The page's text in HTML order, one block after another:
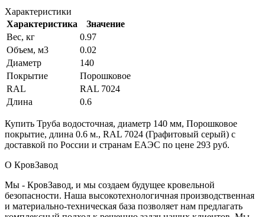
Характеристики
Характеристика
Значение
Вес, кг
0.97
Объем, м3
0.02
Диаметр
140
Покрытие
Порошковое
RAL
RAL 7024
Длина
0.6
Купить Труба водосточная, диаметр 140 мм, Порошковое
покрытие, длина 0.6 м., RAL 7024 (Графитовый серый) с
доставкой по России и странам ЕАЭС по цене 293 руб.
О КровЗавод
Мы - КровЗавод, и мы создаем будущее кровельной
безопасности. Наша высокотехнологичная производственная
и материально-техническая база позволяет нам предлагать